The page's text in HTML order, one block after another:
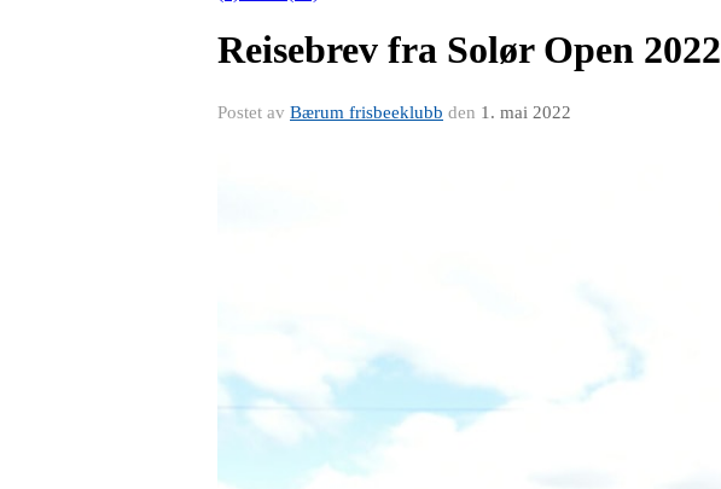
Reisebrev fra Solør Open 2022
Postet av Bærum frisbeeklubb den 1. mai 2022